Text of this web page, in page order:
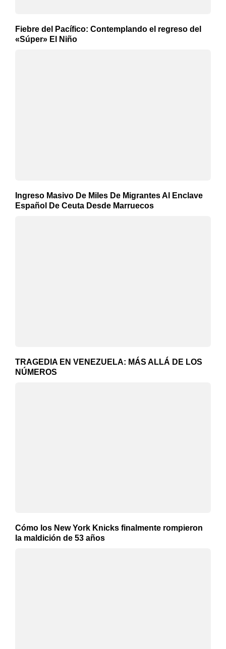
Fiebre del Pacífico: Contemplando el regreso del
«Súper» El Niño
Ingreso Masivo De Miles De Migrantes Al Enclave
Español De Ceuta Desde Marruecos
TRAGEDIA EN VENEZUELA: MÁS ALLÁ DE LOS
NÚMEROS
Cómo los New York Knicks finalmente rompieron
la maldición de 53 años